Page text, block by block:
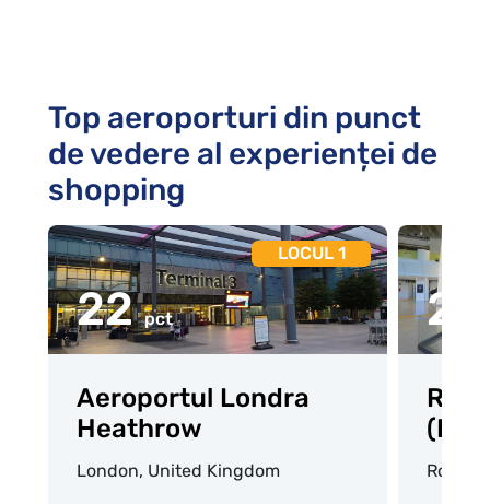
Top aeroporturi din punct
de vedere al experienței de
shopping
22pct
LOCUL 1
Aeroportul Londra
Heathrow
London, United Kingdom Rome,